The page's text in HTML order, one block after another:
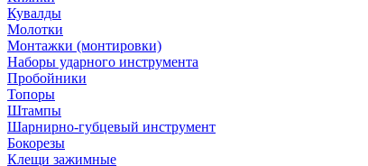
Кувалды
Молотки
Монтажки (монтировки)
Наборы ударного инструмента
Пробойники
Топоры
Штампы
Шарнирно-губцевый инструмент
Бокорезы
Клещи зажимные